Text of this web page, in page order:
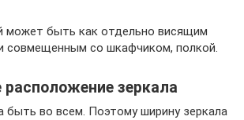
может быть как отдельно висящим
совмещенным со шкафчиком, полкой.
расположение зеркала
быть во всем. Поэтому ширину зеркала